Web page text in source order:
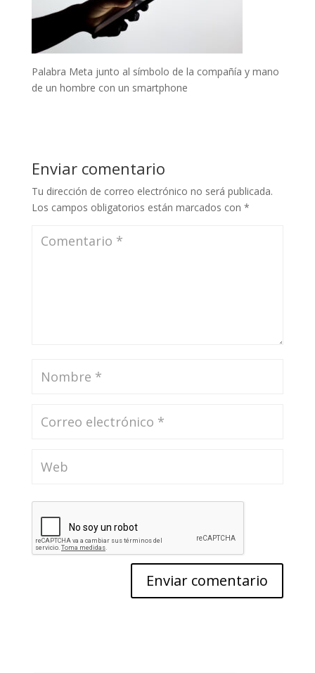
Palabra Meta junto al símbolo de la compañía y mano
de un hombre con un smartphone
Enviar comentario
Tu dirección de correo electrónico no será publicada.
Los campos obligatorios están marcados con *